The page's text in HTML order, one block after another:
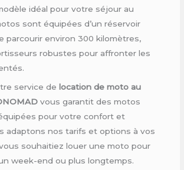
idéal pour votre séjour au
sont équipées d’un réservoir
parcourir environ 300 kilomètres,
robustes pour affronter les
service de location de moto au
vous garantit des motos
pour votre confort et
adaptons nos tarifs et options à vos
souhaitiez louer une moto pour
week-end ou plus longtemps.